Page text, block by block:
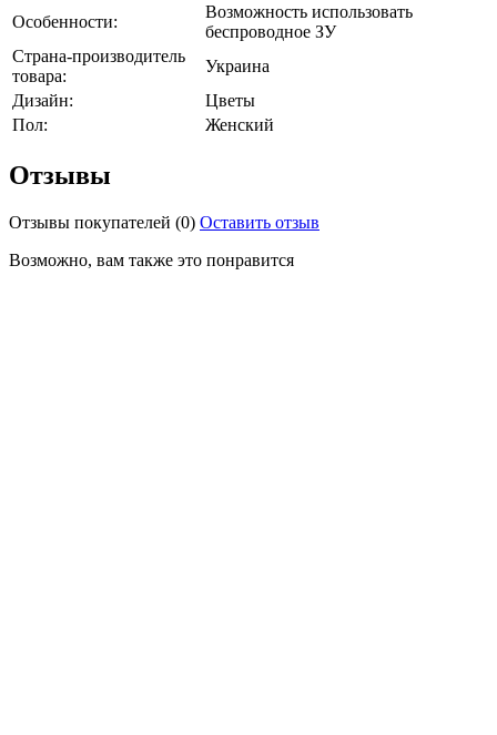
Особенности:
Возможность использовать
беспроводное ЗУ
Страна-производитель
товара:
Украина
Дизайн:
Цветы
Пол:
Женский
Отзывы
Отзывы покупателей (0) Оставить отзыв
Возможно, вам также это понравится